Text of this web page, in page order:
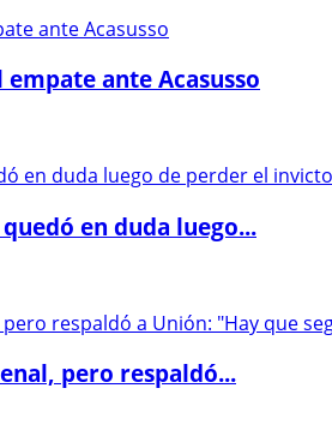
ante Acasusso
en duda luego...
pero respaldó...